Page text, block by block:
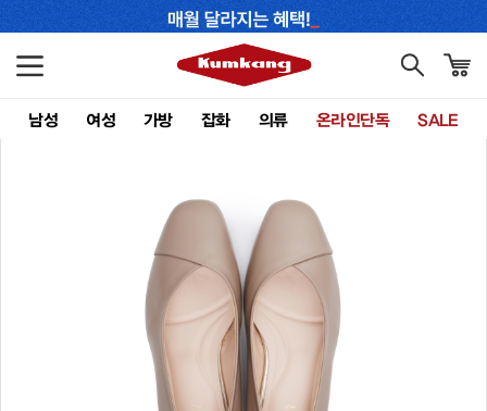
남성 여성 가방 잡화 의류 온라인단독 SALE